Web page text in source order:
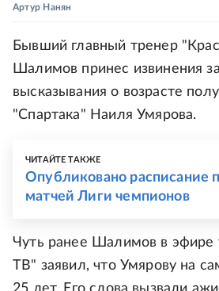
Артур Нанян
Бывший главный тренер
Шалимов принес извинения
высказывания о возрасте
"Спартака" Наиля Умярова.
ЧИТАЙТЕ ТАКЖЕ
Опубликовано расписание
матчей Лиги чемпионов
Чуть ранее Шалимов в эфире
ТВ" заявил, что Умярову на